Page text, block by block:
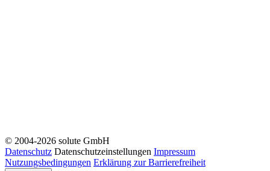
© 2004-2026 solute GmbH
Datenschutz Datenschutzeinstellungen Impressum
Nutzungsbedingungen Erklärung zur Barrierefreiheit